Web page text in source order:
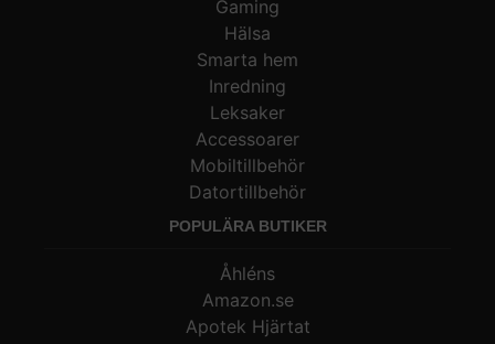
Gaming
Hälsa
Smarta hem
Inredning
Leksaker
Accessoarer
Mobiltillbehör
Datortillbehör
POPULÄRA BUTIKER
Åhléns
Amazon.se
Apotek Hjärtat